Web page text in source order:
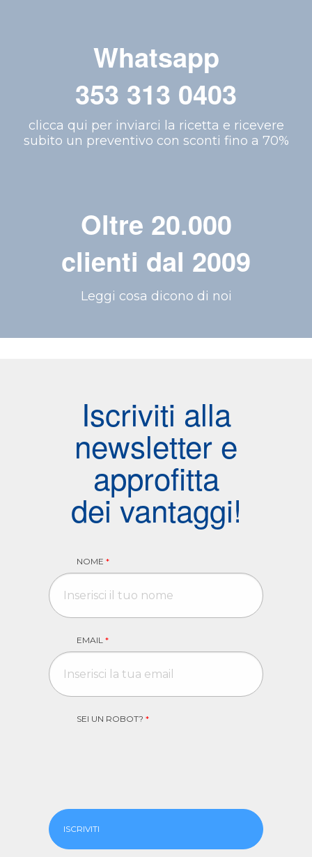
Whatsapp
353 313 0403
clicca qui per inviarci la ricetta e ricevere
subito un preventivo con sconti fino a 70%
Oltre 20.000
clienti dal 2009
Leggi cosa dicono di noi
Iscriviti alla
newsletter e
approfitta
dei vantaggi!
NOME *
EMAIL *
SEI UN ROBOT? *
ISCRIVITI